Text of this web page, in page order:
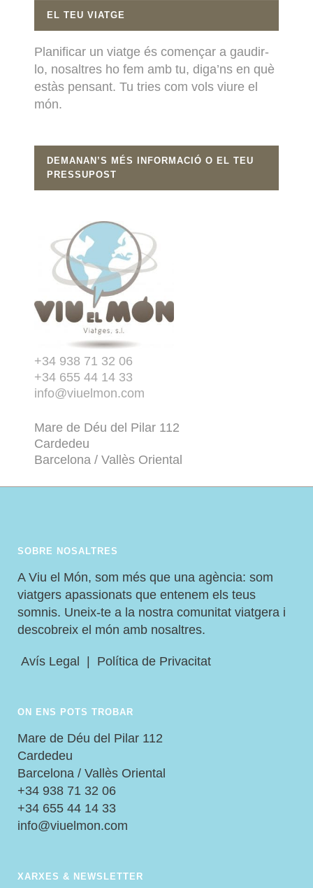
EL TEU VIATGE
Planificar un viatge és començar a gaudir-
lo, nosaltres ho fem amb tu, diga’ns en què
estàs pensant. Tu tries com vols viure el
món.
DEMANAN’S MÉS INFORMACIÓ O EL TEU
PRESSUPOST
+34 938 71 32 06
+34 655 44 14 33
info@viuelmon.com
Mare de Déu del Pilar 112
Cardedeu
Barcelona / Vallès Oriental
SOBRE NOSALTRES
A Viu el Món, som més que una agència: som
viatgers apassionats que entenem els teus
somnis. Uneix-te a la nostra comunitat viatgera i
descobreix el món amb nosaltres.
Avís Legal Política de Privacitat
ON ENS POTS TROBAR
Mare de Déu del Pilar 112
Cardedeu
Barcelona / Vallès Oriental
+34 938 71 32 06
+34 655 44 14 33
info@viuelmon.com
XARXES & NEWSLETTER